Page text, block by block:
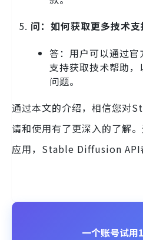
问：如何获取更多技术支
答：用户可以通过
支持获取技术帮助
问题。
通过本文的介绍，相信您对
请和使用有了更深入的了解
应用，Stable Diffusion API
一个账号试用